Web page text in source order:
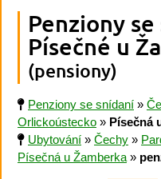
Penziony
Písečné u
(pensiony)
Penziony se snídaní »
Orlickoústecko » Písečná
Ubytování » Čechy »
Písečná u Žamberka »